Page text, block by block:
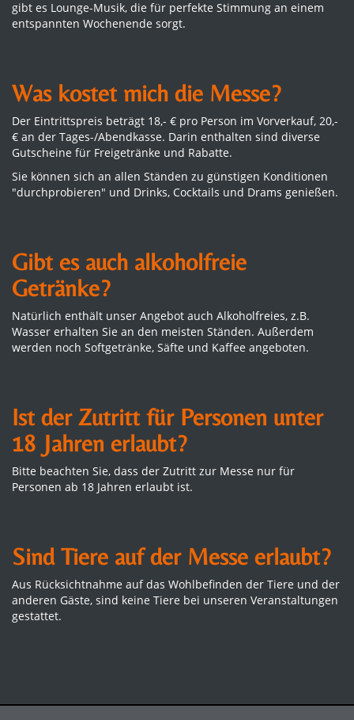
gibt es Lounge-Musik, die für perfekte Stimmung an einem
entspannten Wochenende sorgt.
Was kostet mich die Messe?
Der Eintrittspreis beträgt 18,- € pro Person im Vorverkauf, 20,-
€ an der Tages-/Abendkasse. Darin enthalten sind diverse
Gutscheine für Freigetränke und Rabatte.
Sie können sich an allen Ständen zu günstigen Konditionen
"durchprobieren" und Drinks, Cocktails und Drams genießen.
Gibt es auch alkoholfreie
Getränke?
Natürlich enthält unser Angebot auch Alkoholfreies, z.B.
Wasser erhalten Sie an den meisten Ständen. Außerdem
werden noch Softgetränke, Säfte und Kaffee angeboten.
Ist der Zutritt für Personen unter
18 Jahren erlaubt?
Bitte beachten Sie, dass der Zutritt zur Messe nur für
Personen ab 18 Jahren erlaubt ist.
Sind Tiere auf der Messe erlaubt?
Aus Rücksichtnahme auf das Wohlbefinden der Tiere und der
anderen Gäste, sind keine Tiere bei unseren Veranstaltungen
gestattet.